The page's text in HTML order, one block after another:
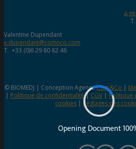
Valentine Dupendant
v.dupendant@comnco.com
T. +33 (0)6 29 80 82 46
© BIOMEDJ | Conception AgenceCom&Co |
| Politique de confidentialité| CGV | Politique
cookies| Réglages des